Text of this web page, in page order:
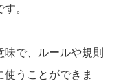
。
で、ルールや規則
うことができま